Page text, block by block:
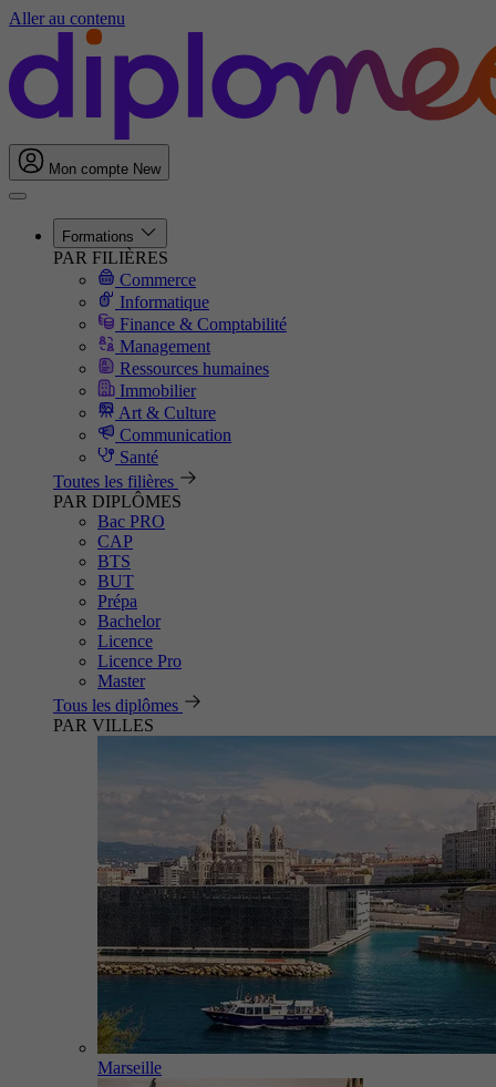
Aller au contenu
Mon compte New
Formations
PAR FILIÈRES
Commerce
Informatique
Finance & Comptabilité
Management
Ressources humaines
Immobilier
Art & Culture
Communication
Santé
Toutes les filières
PAR DIPLÔMES
Bac PRO
CAP
BTS
BUT
Prépa
Bachelor
Licence
Licence Pro
Master
Tous les diplômes
PAR VILLES
Marseille